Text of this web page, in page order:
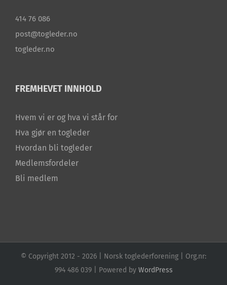
414 76 086
post@togleder.no
togleder.no
FREMHEVET INNHOLD
Hvem vi er og hva vi står for
Hva gjør en togleder
Hvordan bli togleder
Medlemsfordeler
Bli medlem
© Copyright 2012 - 2026 | Norsk toglederforening | Org.nr:
994 486 039 | Powered by WordPress